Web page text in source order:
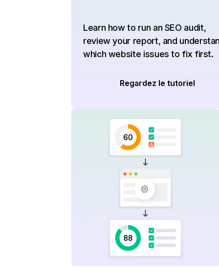
Learn how to run an SEO audit,
review your report, and
which website issues to fix first.
Regardez le tutoriel